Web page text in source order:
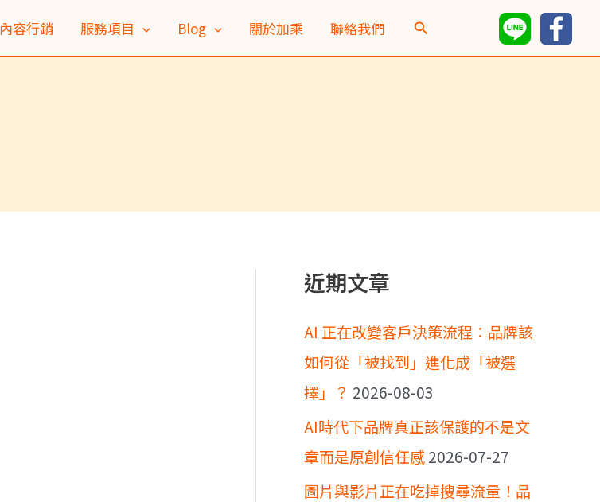
內容行銷 服務項目 Blog 關於加乘 聯絡我們
近期文章
AI 正在改變客戶決策流程：品牌該
如何從「被找到」進化成「被選
擇」？ 2026-08-03
AI時代下品牌真正該保護的不是文
章而是原創信任感2026-07-27
圖片與影片正在吃掉搜尋流量！品